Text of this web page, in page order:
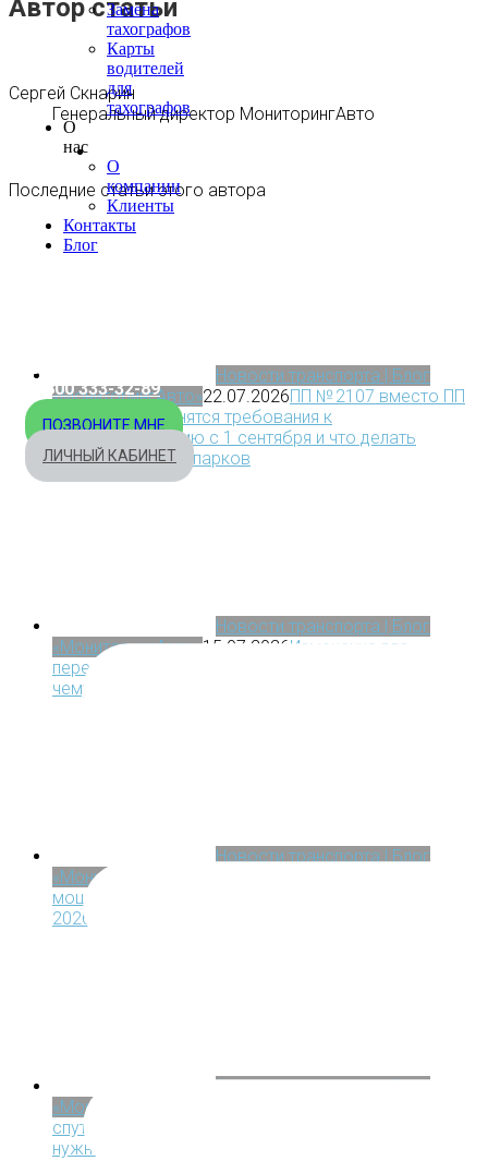
Замена
тахографов
Карты
водителей
для
тахографов
О
нас
О
компании
Клиенты
Контакты
Блог
8 800 333-32-89
ПОЗВОНИТЕ МНЕ
ЛИЧНЫЙ КАБИНЕТ
Автор статьи
Сергей Скнарин
Генеральный директор МониторингАвто
Последние статьи этого автора
Новости транспорта | Блог
«МониторингАвто»22.07.2026ПП № 2107 вместо ПП
№969: как изменятся требования к
видеонаблюдению с 1 сентября и что делать
владельцам автопарков
Новости транспорта | Блог
«МониторингАвто»15.07.2026Изменения для
перевозчиков опасных грузов с 1 сентября 2026: к
чему готовиться
Новости транспорта | Блог
«МониторингАвто»
мошенники обманывают россиян с топливом летом
2026 года
Статьи о транспорте | Блог
«МониторингАвто»
спутниковой навигации (АСН ГЛОНАСС) и кому ее
нужно устанавливать